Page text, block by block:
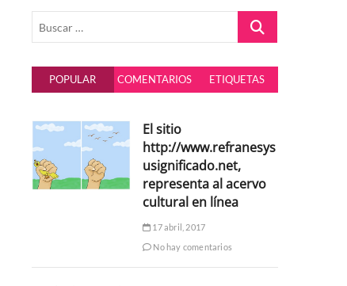
Buscar
POPULAR COMENTARIOS ETIQUETAS
El sitio
http://www.refranesys
usignificado.net,
representa al acervo
cultural en línea
17 abril, 2017
No hay comentarios